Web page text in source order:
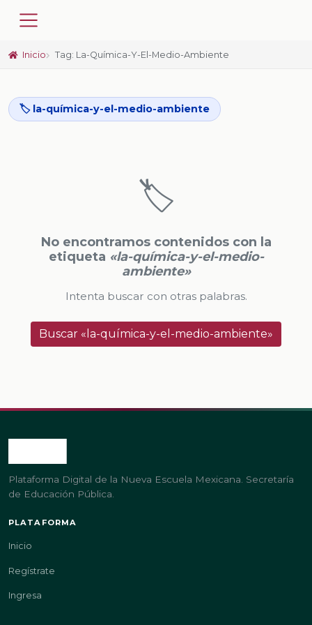
Inicio Tag: La-Química-Y-El-Medio-Ambiente
🏷️ la-química-y-el-medio-ambiente
🏷️
No encontramos contenidos con la
etiqueta «la-química-y-el-medio-
ambiente»
Intenta buscar con otras palabras.
Buscar «la-química-y-el-medio-ambiente»
Plataforma Digital de la Nueva Escuela Mexicana. Secretaría
de Educación Pública.
PLATAFORMA
Inicio
Regístrate
Ingresa